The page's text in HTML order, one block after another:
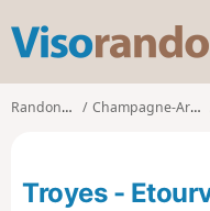
Randonnées Champagne-Ardenne
Troyes -